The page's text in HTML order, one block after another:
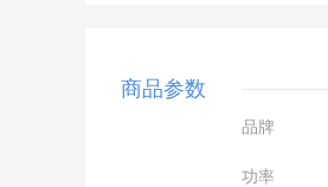
商品参数
品牌
功率